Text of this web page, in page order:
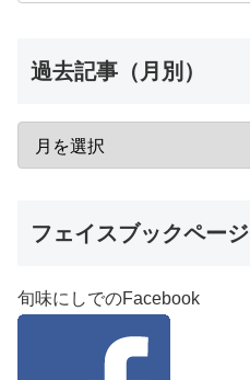
過去記事（月別）
フェイスブックページ
旬味にしでのFacebook